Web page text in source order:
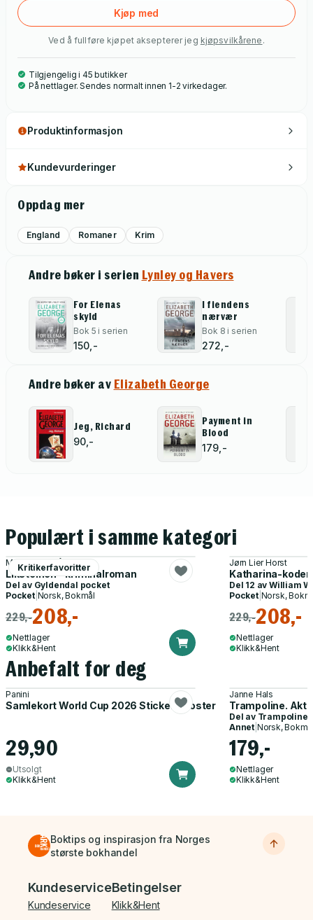
Lynley og Havers.
Kjøp med
Ved å fullføre kjøpet aksepterer jeg kjøpsvilkårene .
Tilgjengelig i 45 butikker
På nettlager. Sendes normalt innen 1-2 virkedager.
Produktinformasjon
Kundevurderinger
Oppdag mer
England Romaner Krim
Andre bøker i serien Lynley og Havers
For Elenas
skyld
Bok 5 i serien
150,-
I fiendens
nærvær
Bok 8 i serien
272,-
Andre bøker av Elizabeth George
Jeg, Richard
90,-
Payment in
Blood
179,-
Populært i samme kategori
Kritikerfavoritter
Marit Reiersgård
Liksteinen - kriminalroman
Del av Gyldendal pocket
Pocket| Norsk, Bokmål
229,-208,-
Nettlager
Klikk&Hent
Jørn Lier Horst
Katharina-
Del 12 av William
Pocket| Norsk,
229,-208,-
Nettlager
Klikk&Hent
Anbefalt for deg
Panini
Samlekort World Cup 2026 Sticker Booster
29,90
Utsolgt
Klikk&Hent
Janne Hals
Trampoline.
Del av Trampoline
Annet| Norsk,
179,-
Nettlager
Klikk&Hent
Boktips og inspirasjon fra Norges
største bokhandel
Bunnmeny
Kundeservice
Kundeservice
Betingelser
Klikk&Hent